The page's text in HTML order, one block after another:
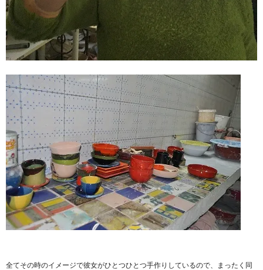
全てその時のイメージで彼女がひとつひとつ手作りしているので、まったく同